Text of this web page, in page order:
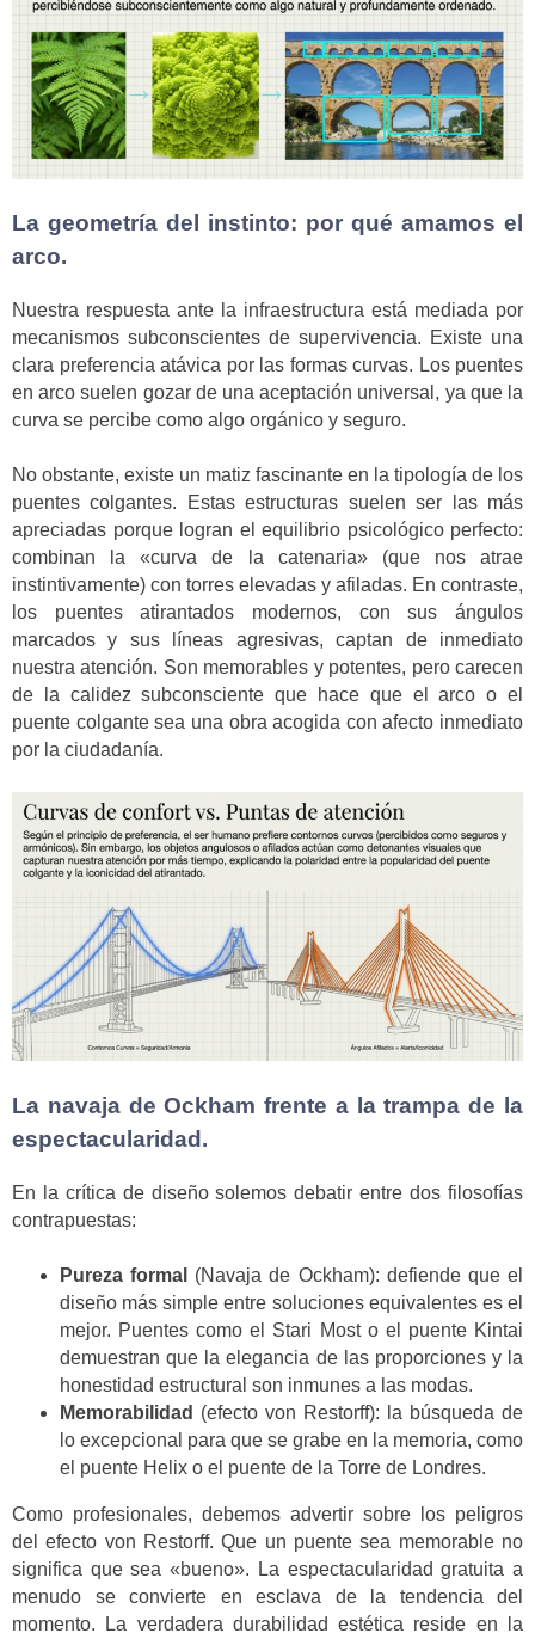
La geometría del instinto: por qué amamos el
arco.
Nuestra respuesta ante la infraestructura está mediada por
mecanismos subconscientes de supervivencia. Existe una
clara preferencia atávica por las formas curvas. Los puentes
en arco suelen gozar de una aceptación universal, ya que la
curva se percibe como algo orgánico y seguro.
No obstante, existe un matiz fascinante en la tipología de los
puentes colgantes. Estas estructuras suelen ser las más
apreciadas porque logran el equilibrio psicológico perfecto:
combinan la «curva de la catenaria» (que nos atrae
instintivamente) con torres elevadas y afiladas. En contraste,
los puentes atirantados modernos, con sus ángulos
marcados y sus líneas agresivas, captan de inmediato
nuestra atención. Son memorables y potentes, pero carecen
de la calidez subconsciente que hace que el arco o el
puente colgante sea una obra acogida con afecto inmediato
por la ciudadanía.
La navaja de Ockham frente a la trampa de la
espectacularidad.
En la crítica de diseño solemos debatir entre dos filosofías
contrapuestas:
Pureza formal
(Navaja de Ockham): defiende que el
diseño más simple entre soluciones equivalentes es el
mejor. Puentes como el Stari Most o el puente Kintai
demuestran que la elegancia de las proporciones y la
honestidad estructural son inmunes a las modas.
Memorabilidad (efecto von Restorff): la búsqueda de
lo excepcional para que se grabe en la memoria, como
el puente Helix o el puente de la Torre de Londres.
Como profesionales, debemos advertir sobre los peligros
del efecto von Restorff. Que un puente sea memorable no
significa que sea «bueno». La espectacularidad gratuita a
menudo se convierte en esclava de la tendencia del
momento. La verdadera durabilidad estética reside en la